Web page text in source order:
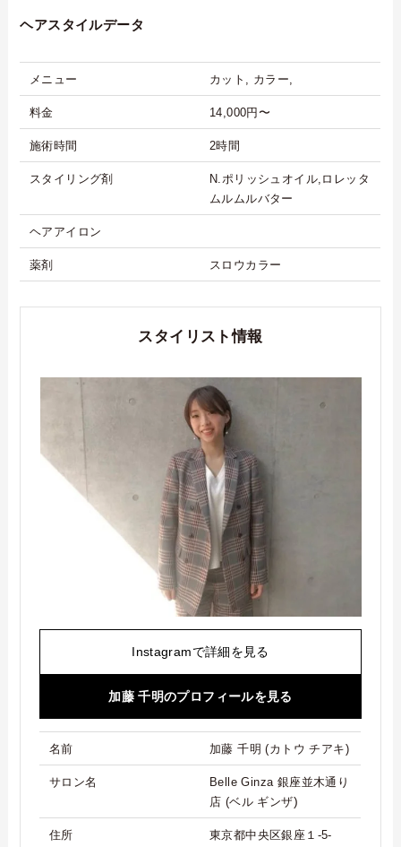
ヘアスタイルデータ
メニュー カット, カラー,
料金 14,000円〜
施術時間 2時間
スタイリング剤
N.ポリッシュオイル,ロレッタ
ムルムルバター
ヘアアイロン
薬剤 スロウカラー
スタイリスト情報
Instagramで詳細を見る
加藤 千明のプロフィールを見る
名前 加藤 千明 (カトウ チアキ)
サロン名
Belle Ginza 銀座並木通り
店 (ベル ギンザ)
住所
東京都中央区銀座１-5-